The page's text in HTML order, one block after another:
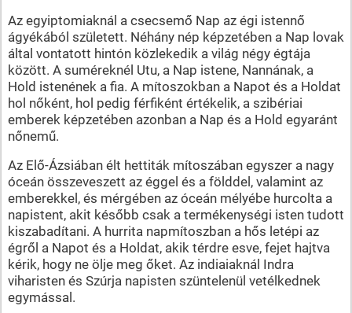
Az egyiptomiaknál a csecsemő Nap az égi istennő
ágyékából született. Néhány nép képzetében a Nap lovak
által vontatott hintón közlekedik a világ négy égtája
között. A suméreknél Utu, a Nap istene, Nannának, a
Hold istenének a fia. A mítoszokban a Napot és a Holdat
hol nőként, hol pedig férfiként értékelik, a szibériai
emberek képzetében azonban a Nap és a Hold egyaránt
nőnemű.
Az Elő-Ázsiában élt hettiták mítoszában egyszer a nagy
óceán összeveszett az éggel és a földdel, valamint az
emberekkel, és mérgében az óceán mélyébe hurcolta a
napistent, akit később csak a termékenységi isten tudott
kiszabadítani. A hurrita napmítoszban a hős letépi az
égről a Napot és a Holdat, akik térdre esve, fejet hajtva
kérik, hogy ne ölje meg őket. Az indiaiaknál Indra
viharisten és Szúrja napisten szüntelenül vetélkednek
egymással.